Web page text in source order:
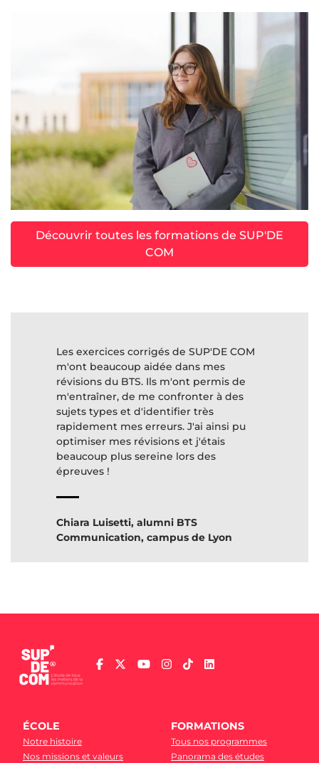
Découvrir toutes les formations de SUP'DE
COM
Les exercices corrigés de SUP'DE COM
m'ont beaucoup aidée dans mes
révisions du BTS. Ils m'ont permis de
m'entraîner, de me confronter à des
sujets types et d'identifier très
rapidement mes erreurs. J'ai ainsi pu
optimiser mes révisions et j'étais
beaucoup plus sereine lors des
Chiara Luisetti, alumni BTS
Communication, campus de Lyon
ÉCOLE
Notre histoire
Nos missions et valeurs
FORMATIONS
Tous nos programmes
Panorama des études